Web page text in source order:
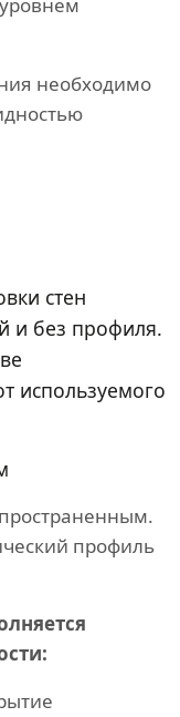
необходимо
стен
и без профиля.
используемого
профиль